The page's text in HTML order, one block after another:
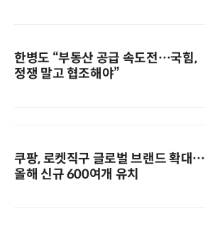
한병도 “부동산 공급 속도전…국힘,
정쟁 말고 협조해야”
쿠팡, 로켓직구 글로벌 브랜드 확대…
올해 신규 600여개 유치